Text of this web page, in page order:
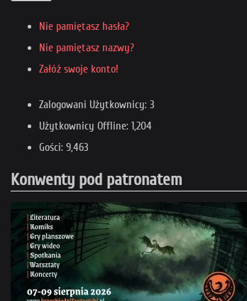
Nie pamiętasz hasła?
Nie pamiętasz nazwy?
Załóż swoje konto!
Zalogowani Użytkownicy: 3
Użytkownicy Offline: 1,204
Gości: 9,463
Konwenty pod patronatem